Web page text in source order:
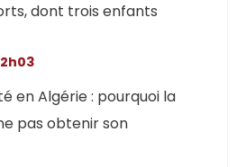
dont trois enfants
en Algérie : pourquoi la
pas obtenir son